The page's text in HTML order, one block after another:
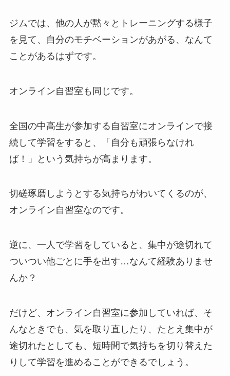
ジムでは、他の人が黙々とトレーニングする様子
を見て、自分のモチベーションがあがる、なんて
ことがあるはずです。
オンライン自習室も同じです。
全国の中高生が参加する自習室にオンラインで接
続して学習をすると、「自分も頑張らなけれ
ば！」という気持ちが高まります。
切磋琢磨しようとする気持ちがわいてくるのが、
オンライン自習室なのです。
逆に、一人で学習をしていると、集中が途切れて
ついつい他ごとに手を出す…なんて経験ありませ
んか？
だけど、オンライン自習室に参加していれば、そ
んなときでも、気を取り直したり、たとえ集中が
途切れたとしても、短時間で気持ちを切り替えた
りして学習を進めることができるでしょう。